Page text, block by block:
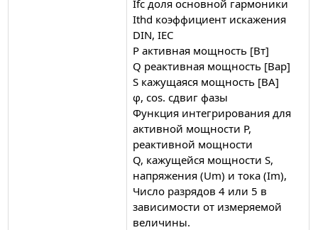
Ifc доля основной гармоники
Ithd коэффициент искажения
DIN, IEC
P активная мощность [Вт]
Q реактивная мощность [Вар]
S кажущаяся мощность [ВА]
φ, cos. сдвиг фазы
Функция интегрирования для
активной мощности P,
реактивной мощности
Q, кажущейся мощности S,
напряжения (Um) и тока (Im),
Число разрядов 4 или 5 в
зависимости от измеряемой
величины.